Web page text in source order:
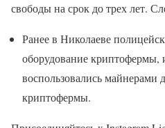
свободы на срок до трех лет.
Ранее в Николаеве
оборудование криптофермы,
воспользовались майнерами
криптофермы.